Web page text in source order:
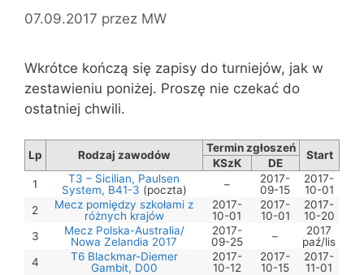
07.09.2017 przez MW
Wkrótce kończą się zapisy do turniejów, jak w
zestawieniu poniżej. Proszę nie czekać do
ostatniej chwili.
Lp Rodzaj zawodów
Termin zgłoszeń
Start
KSzK
DE
1
T3 – Sicilian, Paulsen
System, B41-3 (poczta) –
2017-
09-15
2017-
10-01
2
Mecz pomiędzy szkołami z
różnych krajów
2017-
10-01
2017-
10-01
2017-
10-20
3
Mecz Polska-Australia/
Nowa Zelandia 2017
2017-
09-25
–
2017
paź/lis
4
T6 Blackmar-Diemer
Gambit, D00
2017-
10-12
2017-
10-15
2017-
11-01